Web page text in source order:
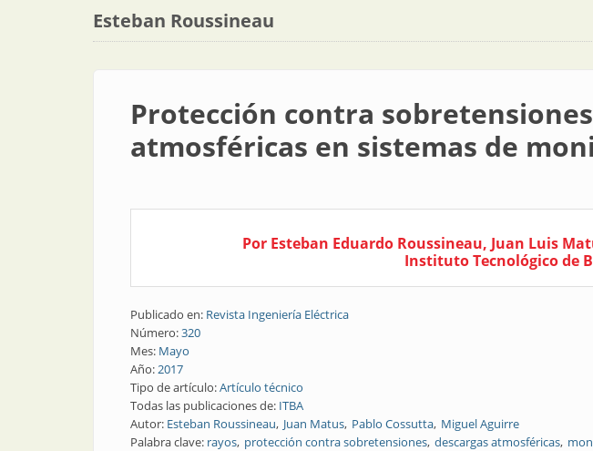
Esteban Roussineau
Protección contra
atmosféricas en sistemas de
Por Esteban Eduardo Roussineau, Juan Luis
Instituto Tecnológico de
Publicado en: Revista Ingeniería Eléctrica
Número:320
Mes: Mayo
Año:2017
Tipo de artículo:Artículo técnico
Todas las publicaciones de: ITBA
Autor: Esteban Roussineau Juan Matus Pablo Cossutta Miguel Aguirre
Palabra clave: rayos protección contra sobretensiones descargas atmosféricas